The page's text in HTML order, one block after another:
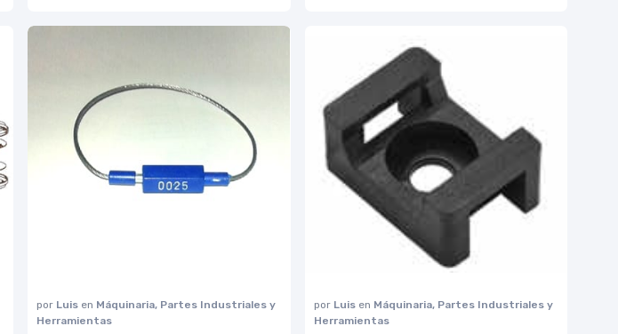
por Luis en Máquinaria, Partes Industriales y
Herramientas
por Luis en Máquinaria, Partes Industriales y
Herramientas